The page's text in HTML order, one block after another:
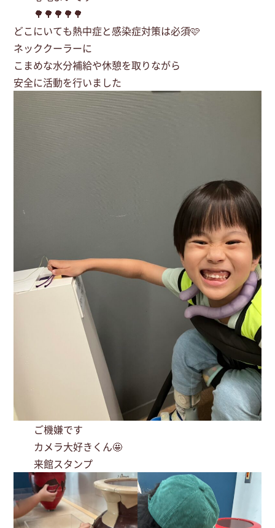
🌳🌳🌳🌳🌳
どこにいても熱中症と感染症対策は必須🩷
ネッククーラーに
こまめな水分補給や休憩を取りながら
安全に活動を行いました
ご機嫌です
カメラ大好きくん🤩
来館スタンプ